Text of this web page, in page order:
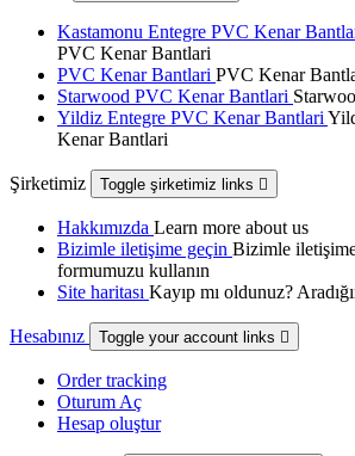
Kastamonu Entegre PVC Kenar
PVC Kenar Bantlari
PVC Kenar Bantlari PVC Kenar
Starwood PVC Kenar Bantlari
Yildiz Entegre PVC Kenar Bantlari
Kenar Bantlari
Şirketimiz Toggle şirketimiz links 
Hakkımızda Learn more about us
Bizimle iletişime geçin Bizimle
formumuzu kullanın
Site haritası Kayıp mı oldunuz?
Hesabınız Toggle your account links 
Order tracking
Oturum Aç
Hesap oluştur